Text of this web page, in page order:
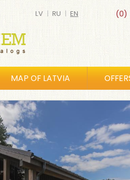
(0)
LV | RU | EN
MAP OF LATVIA